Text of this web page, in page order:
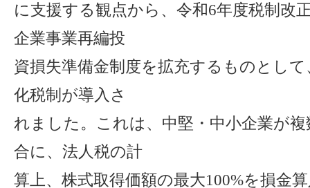
に支援する観点から、令和6年度税制改
企業事業再編投
資損失準備金制度を拡充するものとし
化税制が導入さ
れました。これは、中堅・中小企業が
合に、法人税の計
算上、株式取得価額の最大100%を損金